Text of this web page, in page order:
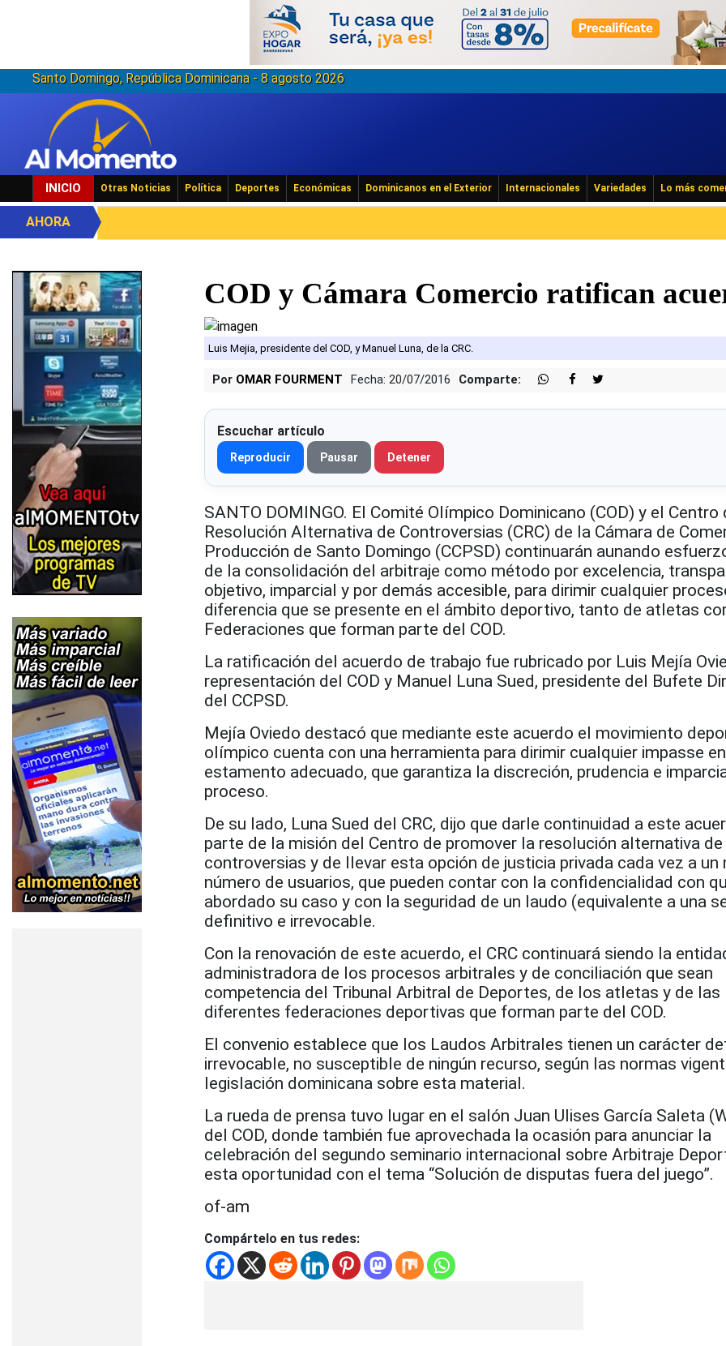
Santo Domingo, República Dominicana - 8 agosto 2026
INICIO Otras Noticias Política Deportes Económicas Dominicanos en el Exterior Internacionales Variedades Lo más
AHORA
COD y Cámara Comercio ratifican
Luis Mejia, presidente del COD, y Manuel Luna, de la CRC.
Por OMAR FOURMENT Fecha: 20/07/2016 Comparte:
Escuchar artículo
Reproducir Pausar Detener
SANTO DOMINGO. El Comité Olímpico Dominicano (COD) y el Centro
Resolución Alternativa de Controversias (CRC) de la Cámara de
Producción de Santo Domingo (CCPSD) continuarán aunando
de la consolidación del arbitraje como método por excelencia,
objetivo, imparcial y por demás accesible, para dirimir cualquier
diferencia que se presente en el ámbito deportivo, tanto de atletas
Federaciones que forman parte del COD.
La ratificación del acuerdo de trabajo fue rubricado por Luis Mejía
representación del COD y Manuel Luna Sued, presidente del Bufete
del CCPSD.
Mejía Oviedo destacó que mediante este acuerdo el movimiento
olímpico cuenta con una herramienta para dirimir cualquier impasse
estamento adecuado, que garantiza la discreción, prudencia e
proceso.
De su lado, Luna Sued del CRC, dijo que darle continuidad a este
parte de la misión del Centro de promover la resolución alternativa de
controversias y de llevar esta opción de justicia privada cada vez a un
número de usuarios, que pueden contar con la confidencialidad con
abordado su caso y con la seguridad de un laudo (equivalente a una
definitivo e irrevocable.
Con la renovación de este acuerdo, el CRC continuará siendo la
administradora de los procesos arbitrales y de conciliación que sean
competencia del Tribunal Arbitral de Deportes, de los atletas y de las
diferentes federaciones deportivas que forman parte del COD.
El convenio establece que los Laudos Arbitrales tienen un carácter
irrevocable, no susceptible de ningún recurso, según las normas
legislación dominicana sobre esta material.
La rueda de prensa tuvo lugar en el salón Juan Ulises García Saleta
del COD, donde también fue aprovechada la ocasión para anunciar la
celebración del segundo seminario internacional sobre Arbitraje
esta oportunidad con el tema “Solución de disputas fuera del juego”.
of-am
Compártelo en tus redes: